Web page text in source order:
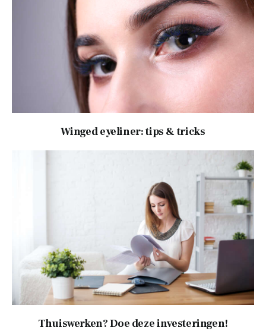
Winged eyeliner: tips & tricks
Thuiswerken? Doe deze investeringen!